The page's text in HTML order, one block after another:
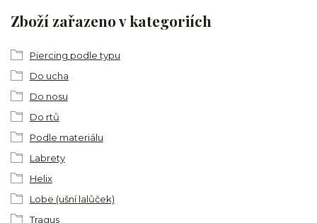
Zboží zařazeno v kategoriích
Piercing podle typu
Do ucha
Do nosu
Do rtů
Podle materiálu
Labrety
Helix
Lobe (ušní lalůček)
Tragus